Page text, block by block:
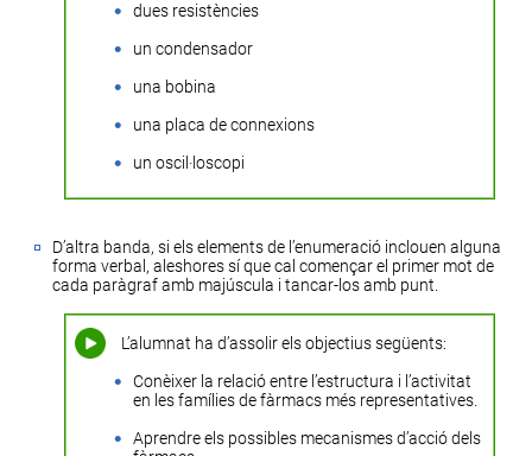
dues resistències
un condensador
una bobina
una placa de connexions
un oscil·loscopi
D’altra banda, si els elements de l’enumeració inclouen alguna
forma verbal, aleshores sí que cal començar el primer mot de
cada paràgraf amb majúscula i tancar-los amb punt.
L’alumnat ha d’assolir els objectius següents:
Conèixer la relació entre l’estructura i l’activitat
en les famílies de fàrmacs més representatives.
Aprendre els possibles mecanismes d’acció dels